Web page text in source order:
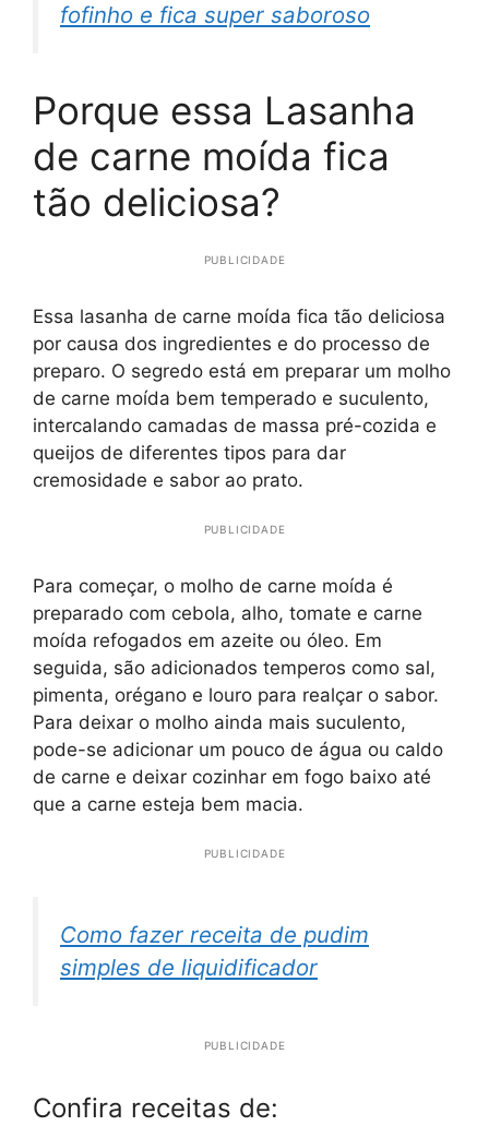
fofinho e fica super saboroso
Porque essa Lasanha
de carne moída fica
tão deliciosa?
PUBLICIDADE
Essa lasanha de carne moída fica tão deliciosa
por causa dos ingredientes e do processo de
preparo. O segredo está em preparar um molho
de carne moída bem temperado e suculento,
intercalando camadas de massa pré-cozida e
queijos de diferentes tipos para dar
cremosidade e sabor ao prato.
PUBLICIDADE
Para começar, o molho de carne moída é
preparado com cebola, alho, tomate e carne
moída refogados em azeite ou óleo. Em
seguida, são adicionados temperos como sal,
pimenta, orégano e louro para realçar o sabor.
Para deixar o molho ainda mais suculento,
pode-se adicionar um pouco de água ou caldo
de carne e deixar cozinhar em fogo baixo até
que a carne esteja bem macia.
PUBLICIDADE
Como fazer receita de pudim
simples de liquidificador
PUBLICIDADE
Confira receitas de: